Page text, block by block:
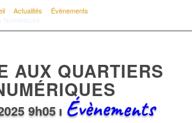
Actualités Évènements
AUX QUARTIERS
9h05ı Évènements